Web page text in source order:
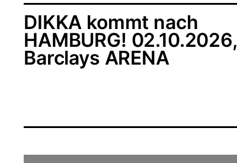
DIKKA kommt nach
HAMBURG! 02.10.2026,
Barclays ARENA